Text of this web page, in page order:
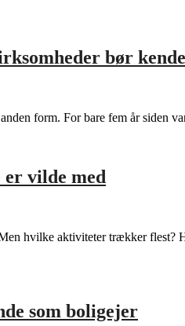
bør
form. For bare fem år siden
vilde med
hvilke aktiviteter trækker
som boligejer